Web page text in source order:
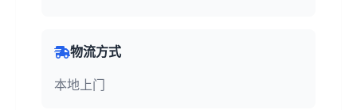
物流方式
本地上门